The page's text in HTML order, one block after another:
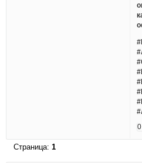
0
Страница: 1